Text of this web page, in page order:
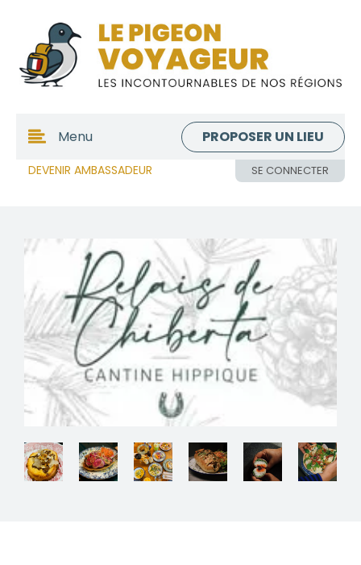
DEVENIR AMBASSADEUR SE CONNECTER
Menu PROPOSER UN LIEU